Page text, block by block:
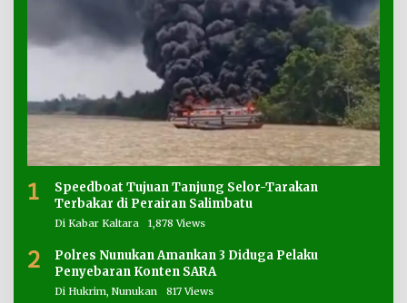
1
Speedboat Tujuan Tanjung Selor-Tarakan
Terbakar di Perairan Salimbatu
Di Kabar Kaltara 1,878 Views
2
Polres Nunukan Amankan 3 Diduga Pelaku
Penyebaran Konten SARA
Di Hukrim, Nunukan 817 Views